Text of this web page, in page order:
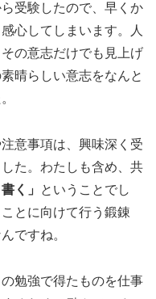
受験したので、早くか
心してしまいます。人
の意志だけでも見上げ
晴らしい意志をなんと
意事項は、興味深く受
た。わたしも含め、共
く」
ということでし
とに向けて行う鍛錬
ですね。
勉強で得たものを仕事